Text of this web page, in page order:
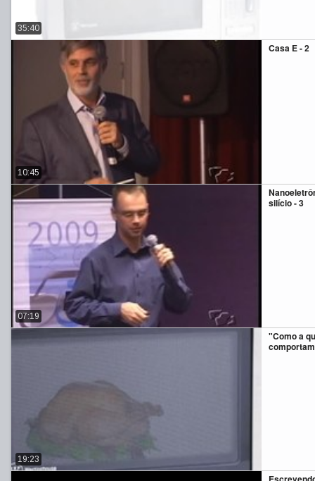
35:40
Casa E - 2
10:45
silício - 3
07:19
"Como a
19:23